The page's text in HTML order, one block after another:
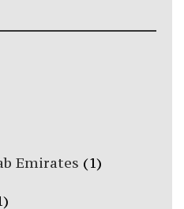
Emirates (1)